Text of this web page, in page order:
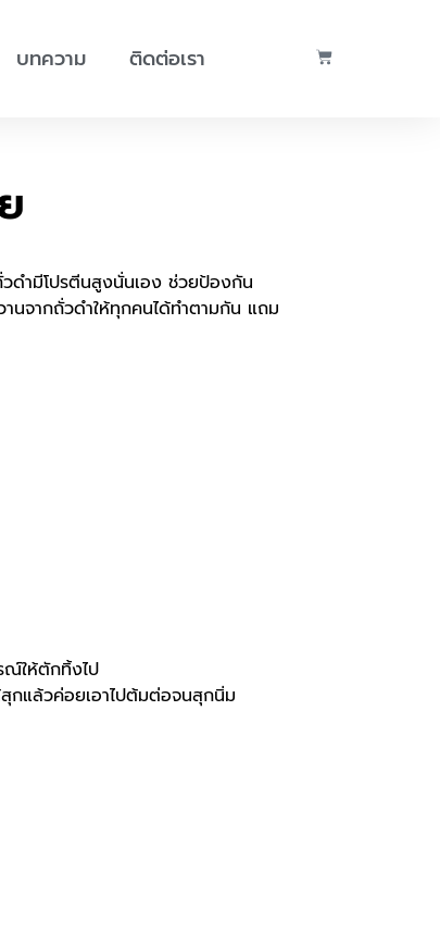
บทความ ติดต่อเรา
ดำมีโปรตีนสูงนั่นเอง ช่วยป้องกัน
นจากถั่วดำให้ทุกคนได้ทำตามกัน แถม
ณ์ให้ตักทิ้งไป
กแล้วค่อยเอาไปต้มต่อจนสุกนิ่ม